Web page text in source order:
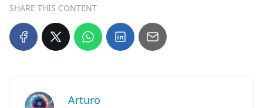
SHARE THIS CONTENT
Arturo